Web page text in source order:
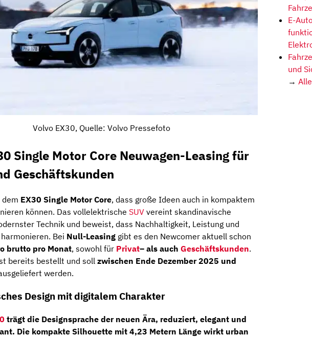
Volvo EX30, Quelle: Volvo Pressefoto
Single Motor Core Neuwagen-Leasing für
Geschäftskunden
EX30 Single Motor Core, dass große Ideen auch in kompaktem
können. Das vollelektrische SUV vereint skandinavische
Technik und beweist, dass Nachhaltigkeit, Leistung und
Bei Null-Leasing gibt es den Newcomer aktuell schon
brutto pro Monat, sowohl für Privat– als auch Geschäftskunden.
bereits bestellt und soll zwischen Ende Dezember 2025 und
werden.
Design mit digitalem Charakter
trägt die Designsprache der neuen Ära, reduziert, elegant und
Die kompakte Silhouette mit 4,23 Metern Länge wirkt urban
E-
und
→